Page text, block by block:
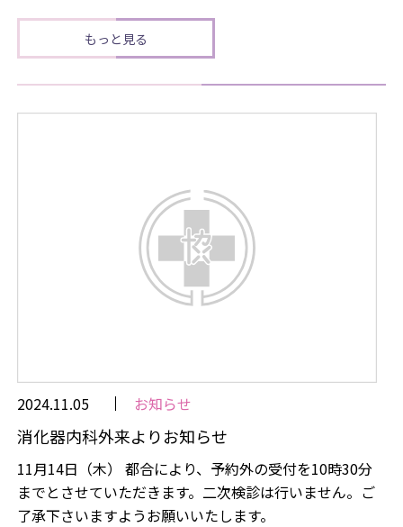
もっと見る
2024.11.05 お知らせ
消化器内科外来よりお知らせ
11月14日（木） 都合により、予約外の受付を10時30分
までとさせていただきます。二次検診は行いません。ご
了承下さいますようお願いいたします。